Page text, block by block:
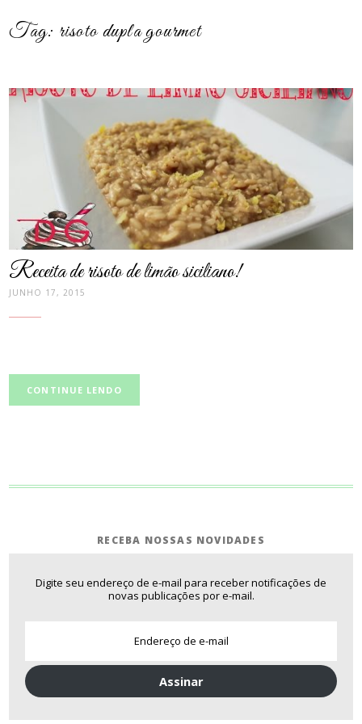
Tag: risoto dupla gourmet
post
Receita de risoto de limão siciliano!
JUNHO 17, 2015
CONTINUE LENDO
RECEBA NOSSAS NOVIDADES
Digite seu endereço de e-mail para receber notificações de
novas publicações por e-mail.
Assinar